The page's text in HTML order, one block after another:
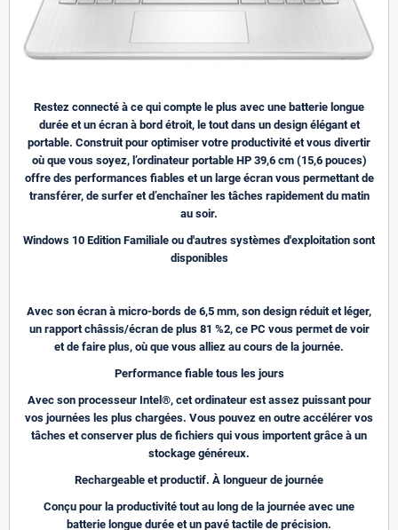
Restez connecté à ce qui compte le plus avec une batterie longue
durée et un écran à bord étroit, le tout dans un design élégant et
portable. Construit pour optimiser votre productivité et vous divertir
où que vous soyez, l’ordinateur portable HP 39,6 cm (15,6 pouces)
offre des performances fiables et un large écran vous permettant de
transférer, de surfer et d’enchaîner les tâches rapidement du matin
au soir.
Windows 10 Edition Familiale ou d'autres systèmes d'exploitation sont
disponibles
Avec son écran à micro-bords de 6,5 mm, son design réduit et léger,
un rapport châssis/écran de plus 81 %2, ce PC vous permet de voir
et de faire plus, où que vous alliez au cours de la journée.
Performance fiable tous les jours
Avec son processeur Intel®, cet ordinateur est assez puissant pour
vos journées les plus chargées. Vous pouvez en outre accélérer vos
tâches et conserver plus de fichiers qui vous importent grâce à un
stockage généreux.
Rechargeable et productif. À longueur de journée
Conçu pour la productivité tout au long de la journée avec une
batterie longue durée et un pavé tactile de précision.